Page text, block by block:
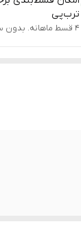
ترب‌پی
۴ قسط ماهانه. بدون سود، چک و ضامن.